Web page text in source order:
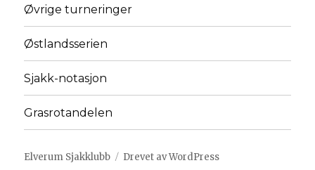
Øvrige turneringer
Østlandsserien
Sjakk-notasjon
Grasrotandelen
Elverum Sjakklubb Drevet av WordPress